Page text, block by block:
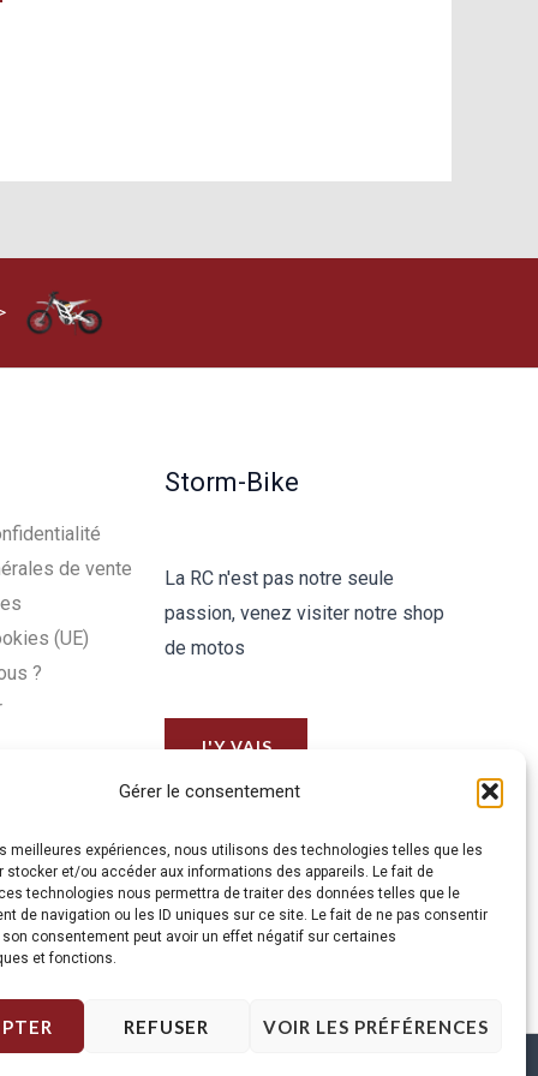
Gérer le consentement
meilleures expériences, nous utilisons des technologies telles que les
stocker et/ou accéder aux informations des appareils. Le fait de
technologies nous permettra de traiter des données telles que le
de navigation ou les ID uniques sur ce site. Le fait de ne pas consentir
son consentement peut avoir un effet négatif sur certaines
et fonctions.
REFUSER VOIR LES PRÉFÉRENCES
de vente
(UE)
?
Storm-Bike
La RC n'est pas notre seule
passion, venez visiter notre shop
de motos
J'Y VAIS